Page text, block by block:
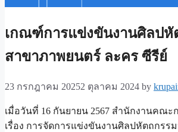
เกณฑ์การแข่งขันงานศิลปหั
สาขาภาพยนตร์ ละคร ซีรีย์
23 กรกฎาคม 20252 ตุลาคม 2024 by
เมื่อวันที่ 16 กันยายน 2567 สำนักงานคณะ
เรื่อง การจัดการแข่งขันงานศิลปหัตถกรร